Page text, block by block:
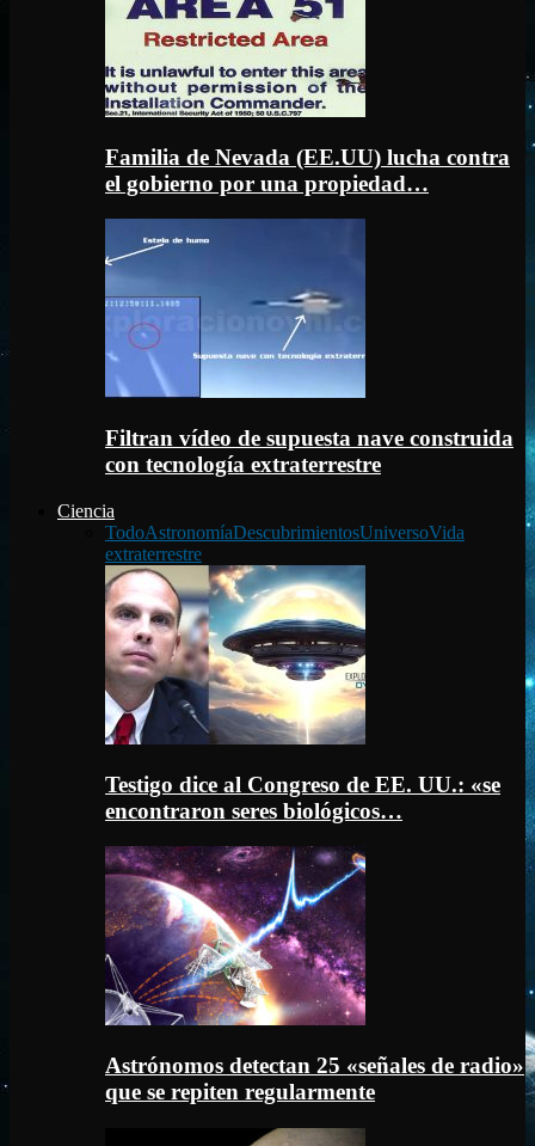
Familia de Nevada (EE.UU) lucha contra
el gobierno por una propiedad…
Filtran vídeo de supuesta nave construida
con tecnología extraterrestre
Ciencia
TodoAstronomíaDescubrimientosUniversoVida
extraterrestre
Testigo dice al Congreso de EE. UU.: «se
encontraron seres biológicos…
Astrónomos detectan 25 «señales de radio»
que se repiten regularmente